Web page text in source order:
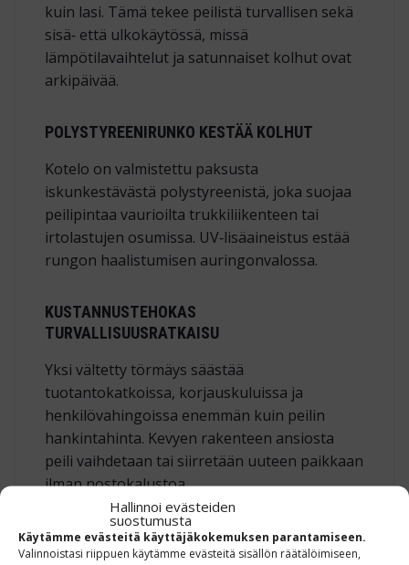
Hallinnoi evästeiden
suostumusta
Käytämme evästeitä käyttäjäkokemuksen parantamiseen.
Valinnoistasi riippuen käytämme evästeitä sisällön räätälöimiseen,
kuin lasi. Tämä tekee peilistä turvallisen sekä
sisä‑ että ulkokäytössä, missä
lämpötilavaihtelut ja satunnaiset kolhut ovat
arkipäivää.
POLYSTYREENIRUNKO KESTÄÄ KOLHUT
Kotelo on valmistettu paksusta
iskunkestävästä polystyreenistä, joka suojaa
peilipintaa vaurioilta trukkiliikenteen tai
irtolastujen osumissa. UV‑lisäaineistus estää
rungon haalistumisen auringonvalossa.
KUSTANNUSTEHOKAS
TURVALLISUUSRATKAISU
Yksi vältetty törmäys säästää
tuotantokatkoissa, korjauskuluissa ja
henkilövahingoissa enemmän kuin peilin
hankintahinta. Kevyen rakenteen ansiosta
peili vaihdetaan tai siirretään uuteen paikkaan
ilman nostokalustoa.
TEKNISET TIEDOT